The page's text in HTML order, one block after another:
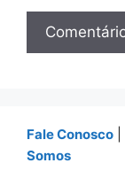
Fale Conosco
Somos